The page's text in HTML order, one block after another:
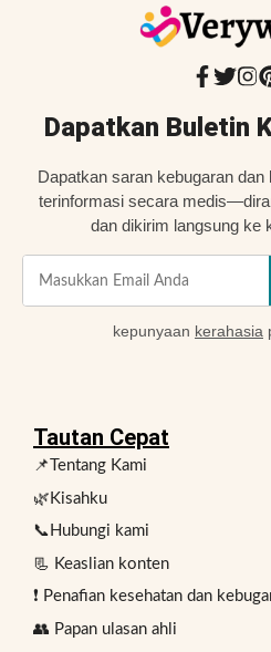
Dapatkan Buletin
Dapatkan saran kebugaran
terinformasi secara
dan dikirim langsung ke
kepunyaan kerahasia
Tautan Cepat
📌Tentang Kami
🌿Kisahku
📞Hubungi kami
📃 Keaslian konten
❗ Penafian kesehatan dan
👥 Papan ulasan ahli